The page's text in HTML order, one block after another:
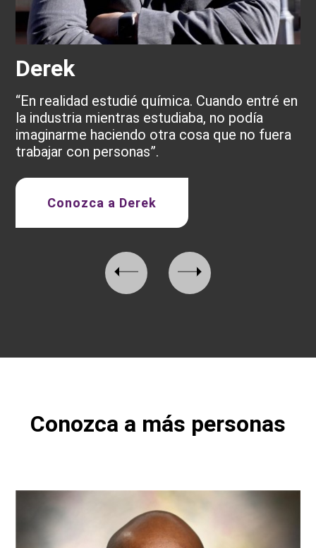
Derek
“En realidad estudié química. Cuando entré en
la industria mientras estudiaba, no podía
imaginarme haciendo otra cosa que no fuera
trabajar con personas”.
Conozca a Derek
Conozca a más personas